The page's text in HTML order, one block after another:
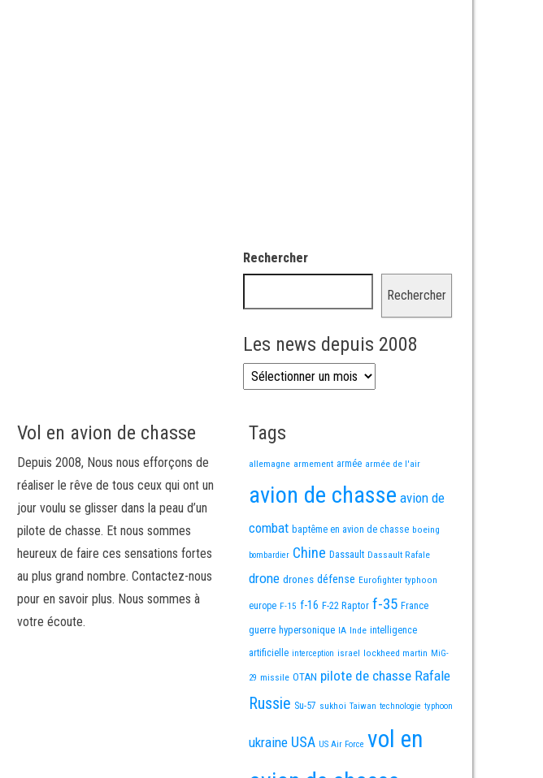
Rechercher
Rechercher
Les news depuis 2008
Les news depuis 2008
Vol en avion de chasse
Depuis 2008, Nous nous efforçons de
réaliser le rêve de tous ceux qui ont un
jour voulu se glisser dans la peau d’un
pilote de chasse. Et nous sommes
heureux de faire ces sensations fortes
au plus grand nombre. Contactez-nous
pour en savoir plus. Nous sommes à
votre écoute.
Tags
allemagne armement armée armée de l'air
avion de chasse avion de
combat baptême en avion de chasse boeing
bombardier Chine Dassault Dassault Rafale
drone drones défense Eurofighter typhoon
europe F-15 f-16 F-22 Raptor f-35 France
guerre hypersonique IA Inde intelligence
artificielle interception israel lockheed martin MiG-
29 missile OTAN pilote de chasse Rafale
Russie Su-57 sukhoi Taiwan technologie typhoon
ukraine USA US Air Force vol en